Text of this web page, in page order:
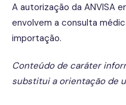
A autorização da ANVISA
envolvem a consulta
importação.
Conteúdo de caráter
substitui a orientação de